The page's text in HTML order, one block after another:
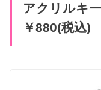
アクリルキ
￥880(税込)